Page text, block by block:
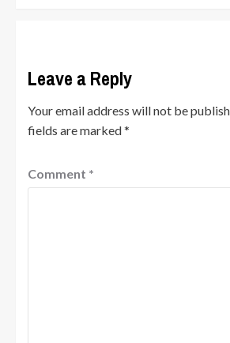
Leave a Reply
Your email address will not be
fields are marked*
Comment *